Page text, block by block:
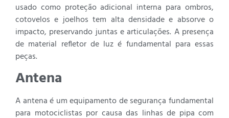
usado como proteção adicional interna para ombros,
cotovelos e joelhos tem alta densidade e absorve o
impacto, preservando juntas e articulações. A presença
de material refletor de luz é fundamental para essas
peças.
Antena
A antena é um equipamento de segurança fundamental
para motociclistas por causa das linhas de pipa com